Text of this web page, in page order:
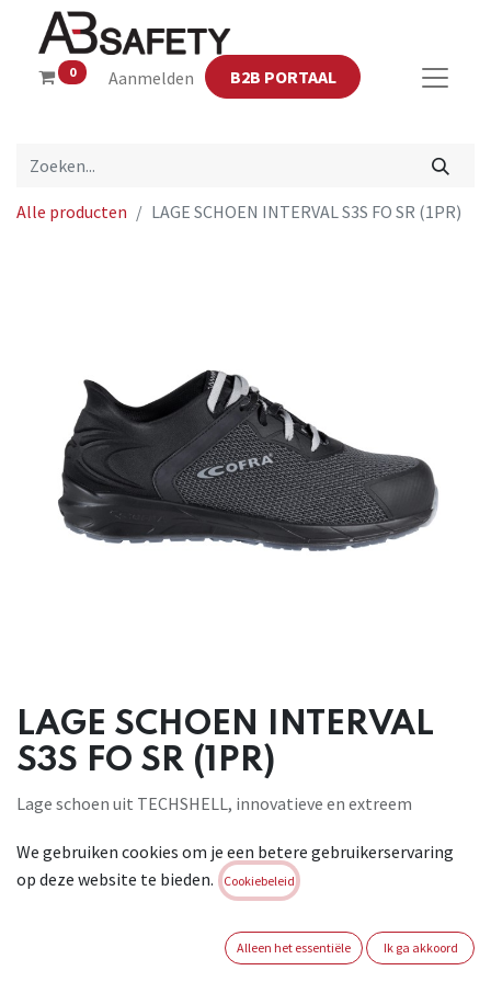
0 Aanmelden B2B PORTAAL
Alle producten LAGE SCHOEN INTERVAL S3S FO SR (1PR)
LAGE SCHOEN INTERVAL
S3S FO SR (1PR)
Lage schoen uit TECHSHELL, innovatieve en extreem
ademend. Binnenvoering:SANY-DRY® 100% polyester stof,
driedimensionaal, ademend, absorbeert en geeft vocht af,
Binnenzool:LIGHT FOAM, gemaakt van extreem zacht en
comfortabel polyurethaanschuim. Gestanst, antistatisch, de
We gebruiken cookies om je een betere gebruikerservaring
op deze website te bieden.
Cookiebeleid
Alleen het essentiële Ik ga akkoord